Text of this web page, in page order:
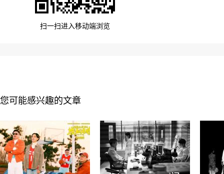
扫一扫进入移动端浏览
您可能感兴趣的文章